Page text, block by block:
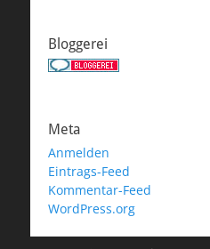
Bloggerei
Meta
Anmelden
Eintrags-Feed
Kommentar-Feed
WordPress.org